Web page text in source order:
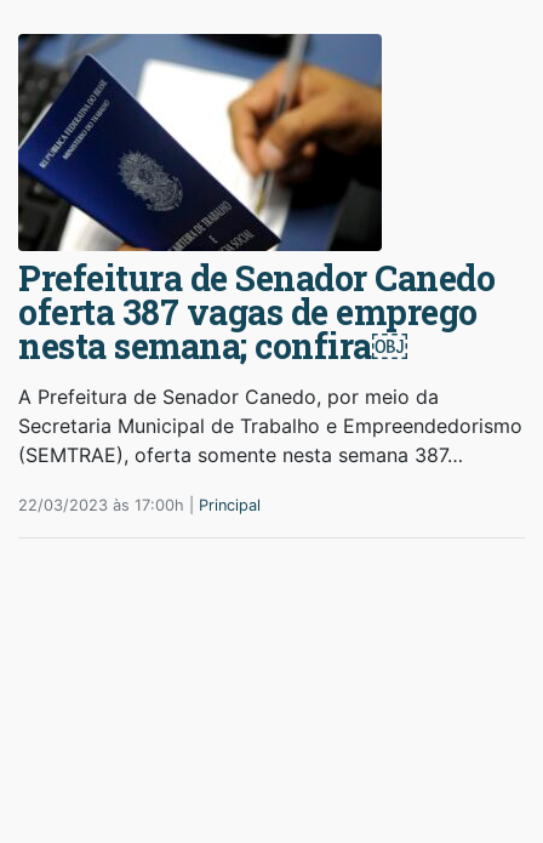
Prefeitura de Senador Canedo
oferta 387 vagas de emprego
nesta semana; confira￼
A Prefeitura de Senador Canedo, por meio da
Secretaria Municipal de Trabalho e Empreendedorismo
(SEMTRAE), oferta somente nesta semana 387…
22/03/2023 às 17:00h | Principal